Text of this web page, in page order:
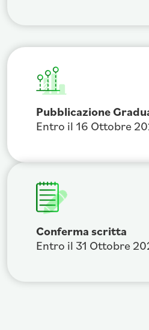
Pubblicazione
Entro il 16 Ottobre
Conferma scritta
Entro il 31 Ottobre